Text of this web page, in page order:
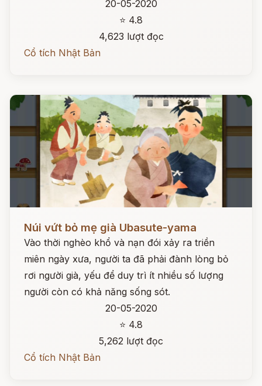
20-05-2020
⭐ 4.8
4,623 lượt đọc
Cổ tích Nhật Bản
Núi vứt bỏ mẹ già Ubasute-yama
Vào thời nghèo khổ và nạn đói xảy ra triền
miên ngày xưa, người ta đã phải đành lòng bỏ
rơi người già, yếu để duy trì ít nhiều số lượng
người còn có khả năng sống sót.
20-05-2020
⭐ 4.8
5,262 lượt đọc
Cổ tích Nhật Bản